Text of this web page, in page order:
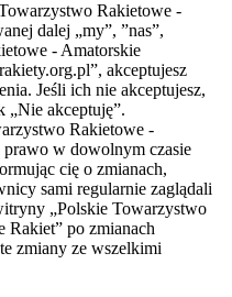
Rakietowe -
dalej „my”, ”nas”,
- Amatorskie
akceptujesz
Jeśli ich nie akceptujesz,
„Nie akceptuję”.
Rakietowe -
w dowolnym czasie
cię o zmianach,
sami regularnie zaglądali
„Polskie Towarzystwo
Rakiet” po zmianach
zmiany ze wszelkimi